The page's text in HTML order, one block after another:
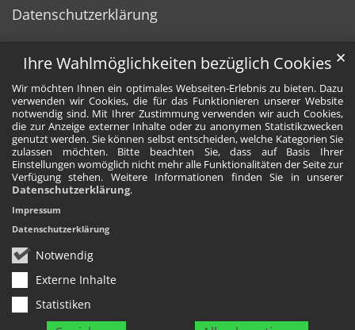
Ihre Wahlmöglichkeiten bezüglich Cookies
Wir möchten Ihnen ein optimales Webseiten-Erlebnis zu bieten. Dazu
verwenden wir Cookies, die für das Funktionieren unserer Website
notwendig sind. Mit Ihrer Zustimmung verwenden wir auch Cookies,
die zur Anzeige externer Inhalte oder zu anonymen Statistikzwecken
genutzt werden. Sie können selbst entscheiden, welche Kategorien Sie
zulassen möchten. Bitte beachten Sie, dass auf Basis Ihrer
Einstellungen womöglich nicht mehr alle Funktionalitäten der Seite zur
Verfügung stehen. Weitere Informationen finden Sie in unserer
Datenschutzerklärung.
Notwendig
Externe Inhalte
Statistiken
✕
Impressum
Datenschutzerklärung
Datenschutzerklärung